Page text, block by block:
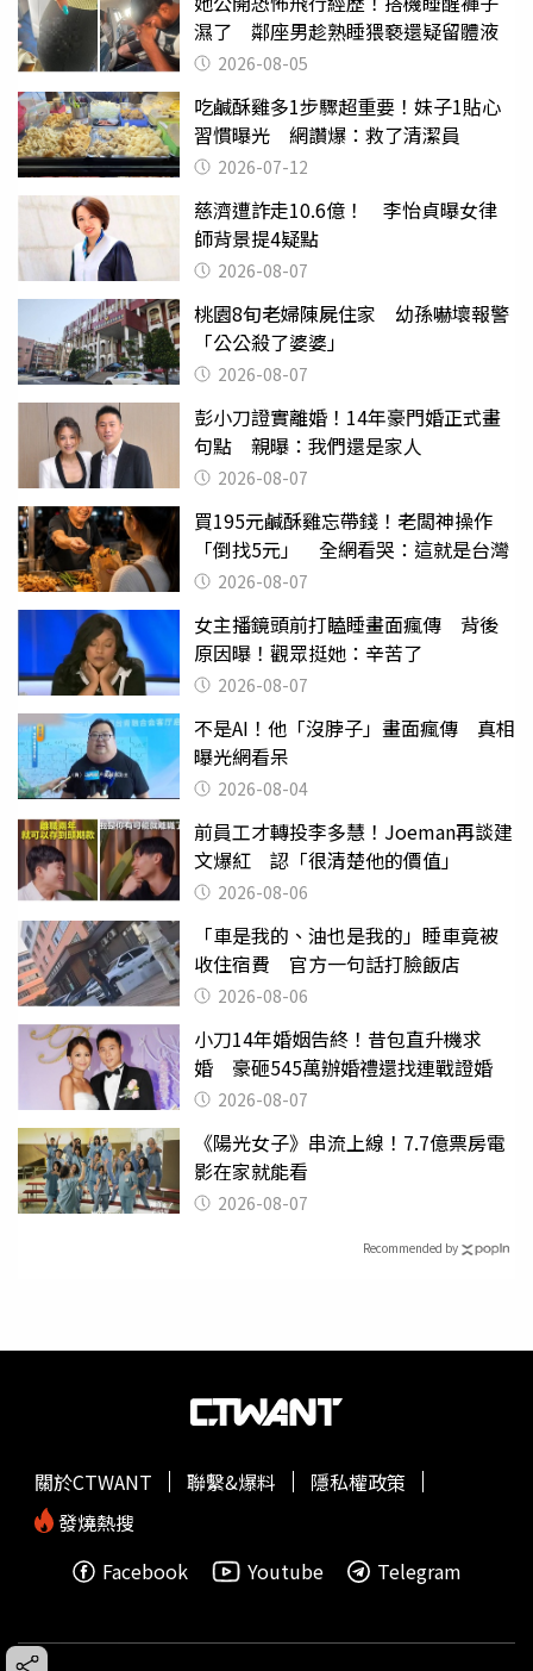
濕了 鄰座男趁熟睡猥褻還疑留體液
2026-08-05
吃鹹酥雞多1步驟超重要！妹子1貼心
習慣曝光 網讚爆：救了清潔員
2026-07-12
慈濟遭詐走10.6億！ 李怡貞曝女律
師背景提4疑點
2026-08-07
桃園8旬老婦陳屍住家 幼孫嚇壞報警
「公公殺了婆婆」
2026-08-07
彭小刀證實離婚！14年豪門婚正式畫
句點 親曝：我們還是家人
2026-08-07
買195元鹹酥雞忘帶錢！老闆神操作
「倒找5元」 全網看哭：這就是台灣
2026-08-07
女主播鏡頭前打瞌睡畫面瘋傳 背後
原因曝！觀眾挺她：辛苦了
2026-08-07
不是AI！他「沒脖子」畫面瘋傳 真相
曝光網看呆
2026-08-04
前員工才轉投李多慧！Joeman再談建
文爆紅 認「很清楚他的價值」
2026-08-06
「車是我的、油也是我的」睡車竟被
收住宿費 官方一句話打臉飯店
2026-08-06
小刀14年婚姻告終！昔包直升機求
婚 豪砸545萬辦婚禮還找連戰證婚
2026-08-07
《陽光女子》串流上線！7.7億票房電
影在家就能看
2026-08-07
Recommended by
關於CTWANT 聯繫&爆料
隱私權政策
發燒熱搜
Facebook
Youtube Telegram